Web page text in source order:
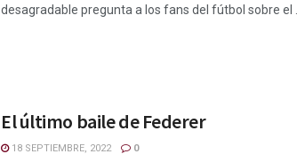
desagradable pregunta a los fans del fútbol sobre el ...
El último baile de Federer
18 SEPTIEMBRE, 2022 0